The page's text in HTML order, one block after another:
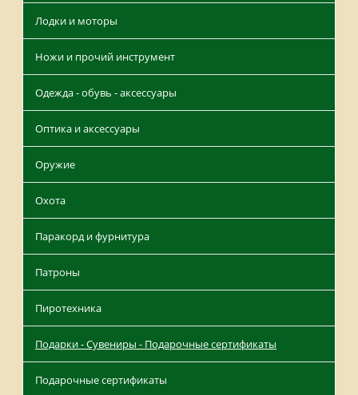
Лодки и моторы
Ножи и прочий инструмент
Одежда - обувь - аксессуары
Оптика и аксессуары
Оружие
Охота
Паракорд и фурнитура
Патроны
Пиротехника
Подарки - Сувениры - Подарочные сертификаты
Подарочные сертификаты